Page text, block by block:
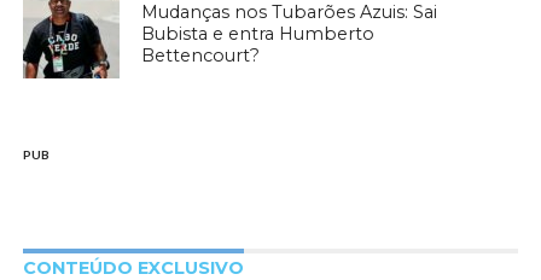
Mudanças nos Tubarões Azuis: Sai
Bubista e entra Humberto
Bettencourt?
PUB
CONTEÚDO EXCLUSIVO